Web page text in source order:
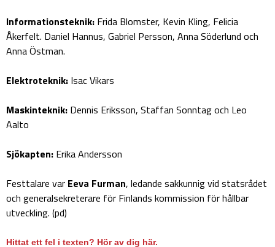
Informationsteknik: Frida Blomster, Kevin Kling, Felicia
Åkerfelt. Daniel Hannus, Gabriel Persson, Anna Söderlund och
Anna Östman.
Elektroteknik: Isac Vikars
Maskinteknik: Dennis Eriksson, Staffan Sonntag och Leo
Aalto
Sjökapten: Erika Andersson
Festtalare var Eeva Furman, ledande sakkunnig vid statsrådet
och generalsekreterare för Finlands kommission för hållbar
utveckling. (pd)
Hittat ett fel i texten? Hör av dig här.